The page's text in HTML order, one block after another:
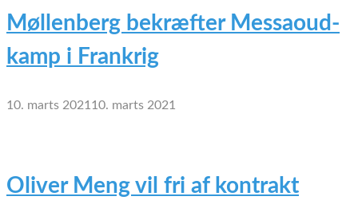
Møllenberg bekræfter Messaoud-
kamp i Frankrig
10. marts 2021 10. marts 2021
Oliver Meng vil fri af kontrakt